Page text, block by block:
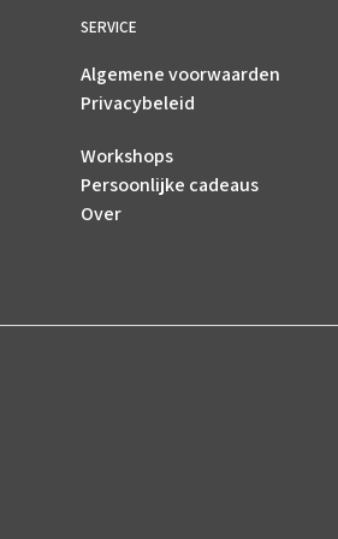
SERVICE
Algemene voorwaarden
Privacybeleid
Workshops
Persoonlijke cadeaus
Over